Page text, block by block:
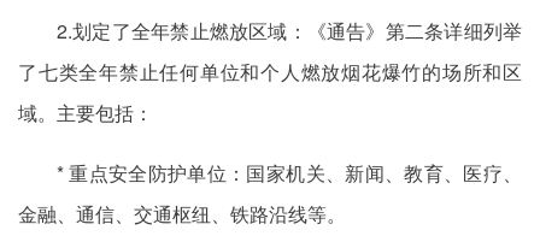
2.划定了全年禁止燃放区域：《通告》第二条详细列举
了七类全年禁止任何单位和个人燃放烟花爆竹的场所和区
域。主要包括：
* 重点安全防护单位：国家机关、新闻、教育、医疗、
金融、通信、交通枢纽、铁路沿线等。